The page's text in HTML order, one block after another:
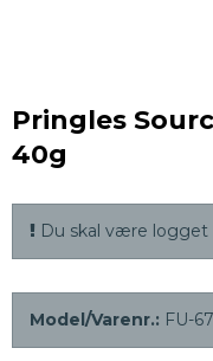
Pringles
40g
Du skal være logget
Model/Varenr.: FU-